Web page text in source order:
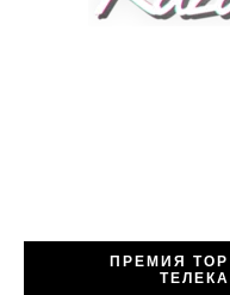
ПРЕМИЯ TOP